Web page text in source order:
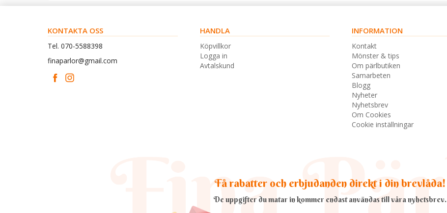
KONTAKTA OSS
Tel. 070-5588398
finaparlor@gmail.com
HANDLA
Köpvillkor
Logga in
Avtalskund
INFORMATION
Kontakt
Mönster & tips
Om pärlbutiken
Samarbeten
Blogg
Nyheter
Nyhetsbrev
Om Cookies
Cookie inställningar
Få rabatter och erbjudanden direkt i din brevlåda!
De uppgifter du matar in kommer endast användas till våra nyhetsbrev.